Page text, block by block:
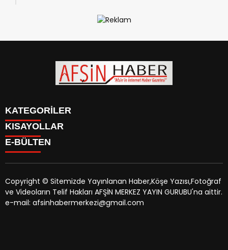
KATEGORİLER
SİYASET
EĞİTİM
MAGAZİN
MANŞETLER
ÖZEL HABER
KISAYOLLAR
SİYASET
EĞİTİM
KÜLTÜR SANAT
MAGAZİN
MANŞETLER
E-BÜLTEN
afsinhaber.com e-bültenine abone olarak, tarafınıza haber,
duyuru ve kampanya içerikli e-postaların gönderilmesini
Copyright © Sitemizde Yayınlanan Haber,Köşe Yazısı,Fotoğraf
ve Videoların Telif Hakları AFŞİN MERKEZ YAYIN GURUBU'na aittir.
e-mail: afsinhabermerkezi@gmail.com